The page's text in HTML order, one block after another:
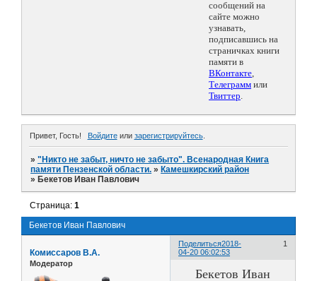
сообщений на
сайте можно
узнавать,
подписавшись на
страничках книги
памяти в
ВКонтакте,
Телеграмм или
Твиттер.
Привет, Гость! Войдитеили зарегистрируйтесь.
»"Никто не забыт, ничто не забыто". Всенародная Книга
памяти Пензенской области. » Камешкирский район
» Бекетов Иван Павлович
Бекетов Иван Павлович
Страница:1
Поделиться 1
2018-
04-20 06:02:53
Комиссаров В.А.
Модератор
Бекетов Иван